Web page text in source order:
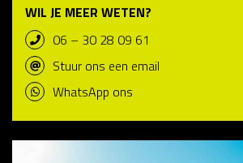
WIL JE MEER WETEN?
06 – 30 28 09 61
Stuur ons een email
WhatsApp ons